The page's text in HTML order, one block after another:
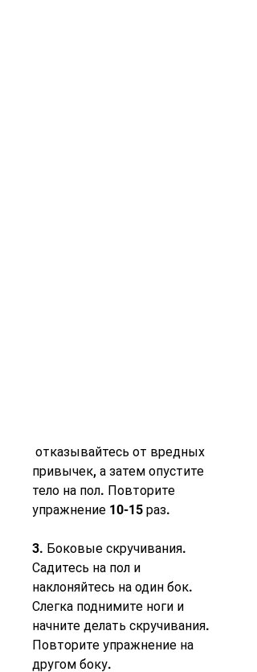
привычек, а затем опустите
тело на пол. Повторите
упражнение 10-15 раз.
3. Боковые скручивания.
Садитесь на пол и
наклоняйтесь на один бок.
Слегка поднимите ноги и
начните делать скручивания.
Повторите упражнение на
другом боку.